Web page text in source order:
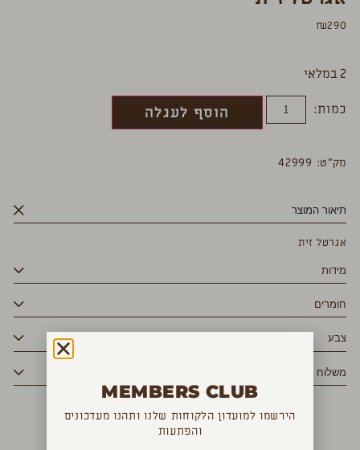
₪290
2 במלאי
כמות:
הוסף לעגלה
מק”ט: 42999
תיאור המוצר
אגרטל זית
מידות
חומרים
צבע
משלוח
MEMBERS CLUB
הירשמו למועדון הלקוחות שלנו ותהנו מעדכונים
והפתעות